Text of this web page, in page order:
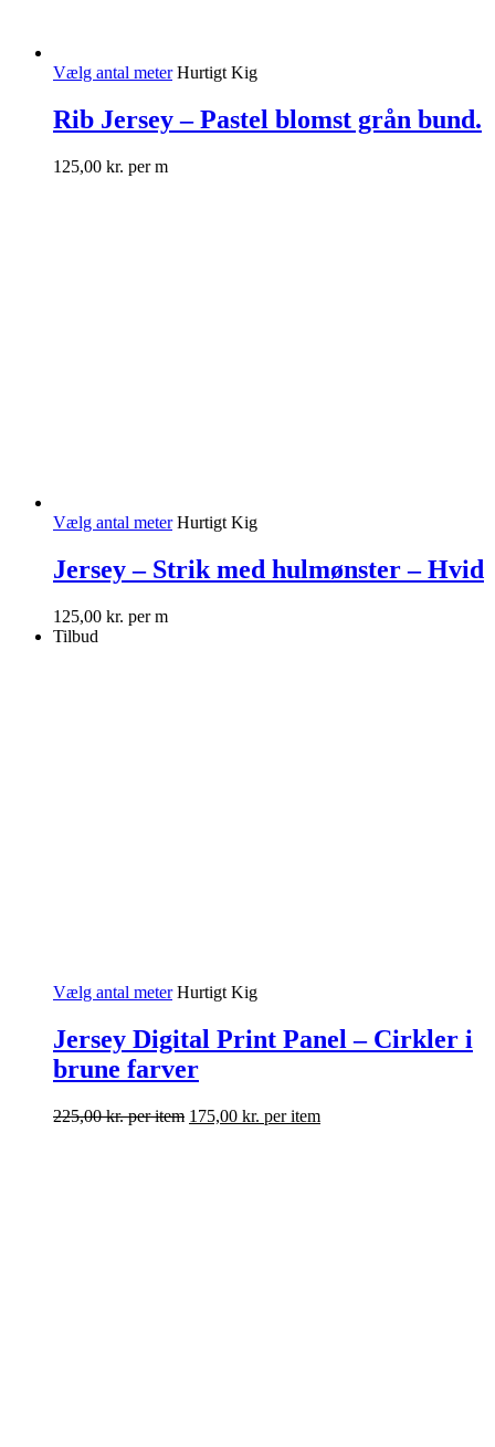
Vælg antal meter Hurtigt Kig
Rib Jersey – Pastel blomst grån bund.
125,00 kr. per m
Vælg antal meter Hurtigt Kig
Jersey – Strik med hulmønster – Hvid
125,00 kr. per m
Tilbud
Vælg antal meter Hurtigt Kig
Jersey Digital Print Panel – Cirkler i
brune farver
225,00kr.per item 175,00 kr. per item